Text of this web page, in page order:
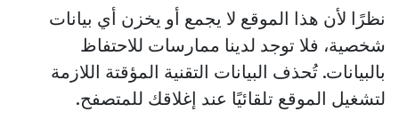
نظرًا لأن هذا الموقع لا يجمع أو يخزن أي بيانات
شخصية، فلا توجد لدينا ممارسات للاحتفاظ
بالبيانات. تُحذف البيانات التقنية المؤقتة اللازمة
لتشغيل الموقع تلقائيًا عند إغلاقك للمتصفح.